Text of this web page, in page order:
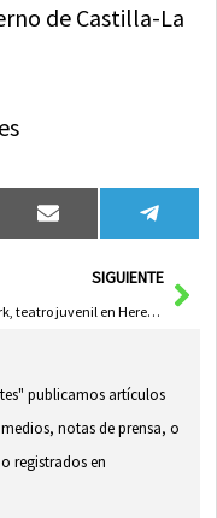
de Castilla-La
Compartir
en
Email
en
SIGUIENTE
Show Park, teatro juvenil en Herencia
publicamos artículos
notas de prensa, o
registrados en